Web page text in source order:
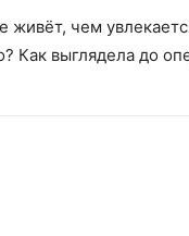
живёт, чем
Как выглядела до